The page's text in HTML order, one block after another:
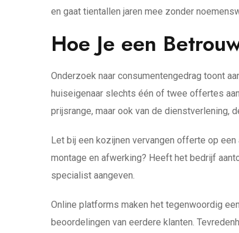
en gaat tientallen jaren mee zonder
Hoe Je een
Onderzoek naar consumentengedrag toont
huiseigenaar slechts één of twee offertes
prijsrange, maar ook van de dienstverlening,
Let bij een kozijnen vervangen offerte op
montage en afwerking? Heeft het bedrijf
specialist aangeven.
Online platforms maken het tegenwoordig
beoordelingen van eerdere klanten.